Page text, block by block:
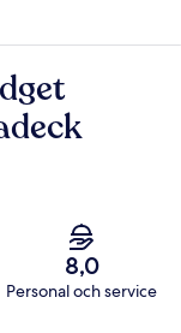
8,0
Personal och service